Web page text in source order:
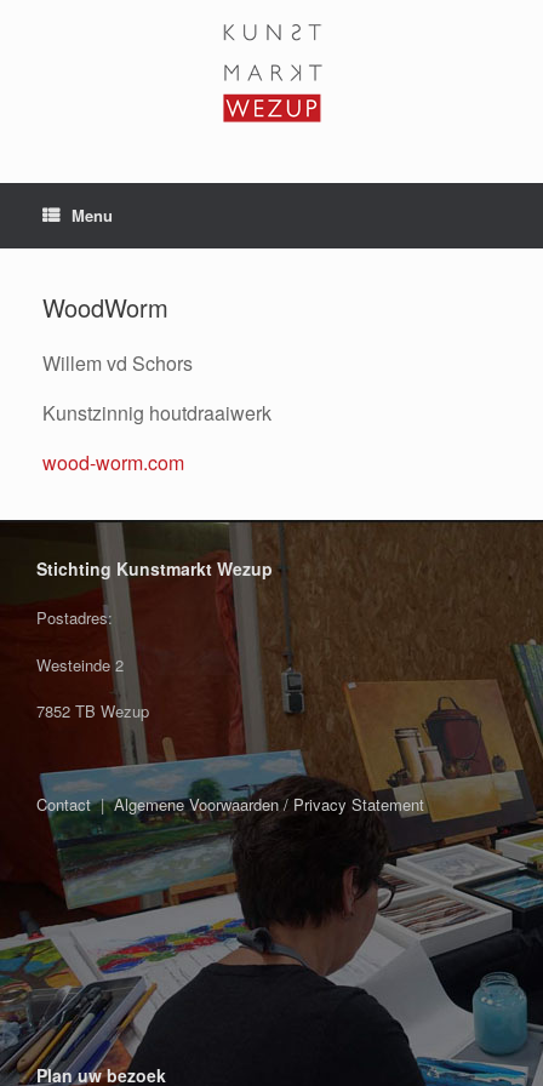
Menu
WoodWorm
Willem vd Schors
Kunstzinnig houtdraaiwerk
wood-worm.com
Stichting Kunstmarkt Wezup
Postadres:
Westeinde 2
7852 TB Wezup
Contact|Algemene Voorwaarden / Privacy Statement
Plan uw bezoek